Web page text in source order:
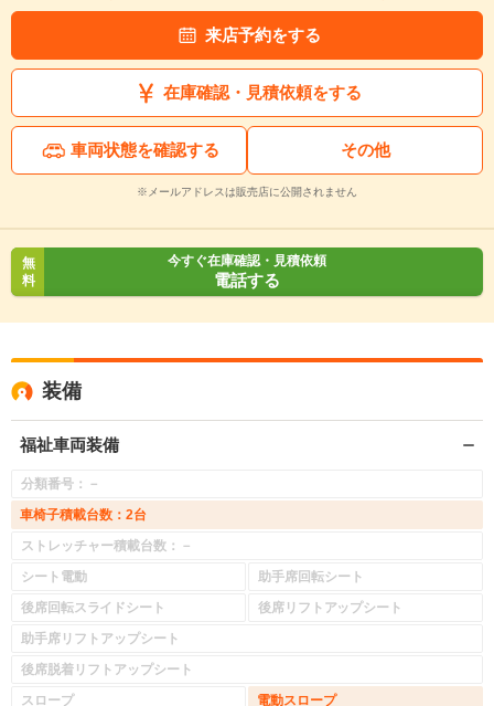
来店予約をする
在庫確認・見積依頼をする
車両状態を確認する その他
※メールアドレスは販売店に公開されません
無
料
今すぐ在庫確認・見積依頼
電話する
装備
福祉車両装備
分類番号：－
車椅子積載台数：2台
ストレッチャー積載台数：－
シート電動
助手席回転シート
後席回転スライドシート
後席リフトアップシート
助手席リフトアップシート
後席脱着リフトアップシート
スロープ
電動スロープ